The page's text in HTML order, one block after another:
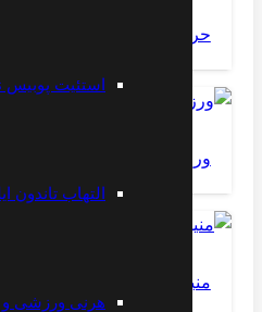
استئیت پوبیس Osteitis pubis
التهاب تاندون
هرنی ورزشی و
حرکت کششی برای کاهش کمر
ورزش پیچ خوردگی مچ پا
منیسک زانو